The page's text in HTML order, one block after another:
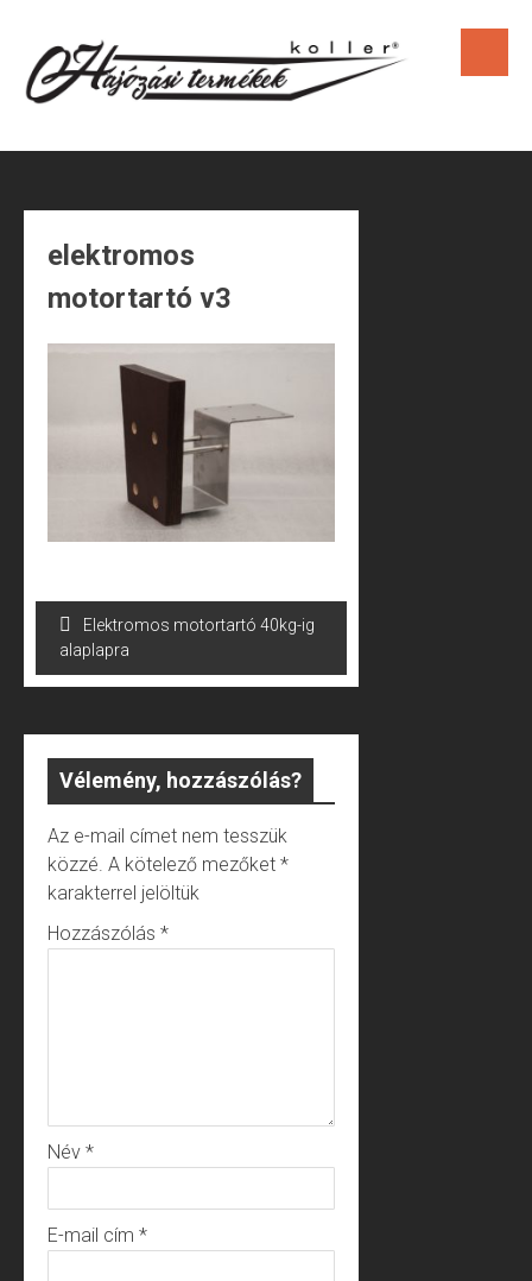
content
elektromos
motortartó v3
Bejegyzés
navigáció
Elektromos motortartó 40kg-ig
alaplapra
Vélemény, hozzászólás?
Az e-mail címet nem tesszük
közzé. A kötelező mezőket *
karakterrel jelöltük
Hozzászólás *
Név *
E-mail cím *